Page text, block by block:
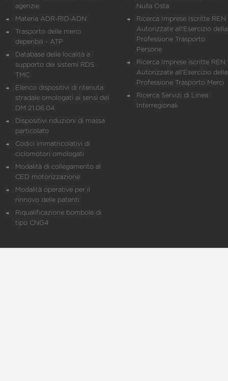
agenzie
Materia ADR-RID-ADN
Trasporto delle merci
deperibili - ATP
Database delle località a
supporto dei sistemi RDS
TMC
Elenco dispositivi di ritenuta
stradale omologati ai sensi del
DM 21.06.04
Dispositivi riduzioni di massa
particolato
Codici immatricolativi di
ciclomotori omologati
Modalità di collegamento al
CED motorizzazione
Modalità operative per il
rinnovo delle patenti
Riqualificazione bombole di
tipo CNG4
Nulla Osta
Ricerca Imprese Iscritte REN
Autorizzate all'Esercizio della
Professione Trasporto
Persone
Ricerca Imprese iscritte REN
Autorizzate all'Esercizio della
Professione Trasporto Merci
Ricerca Servizi di Linea
Interregionali